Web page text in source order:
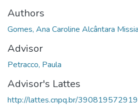
Authors
Gomes, Ana Caroline Alcântara
Advisor
Petracco, Paula
Advisor's Lattes
http://lattes.cnpq.br/